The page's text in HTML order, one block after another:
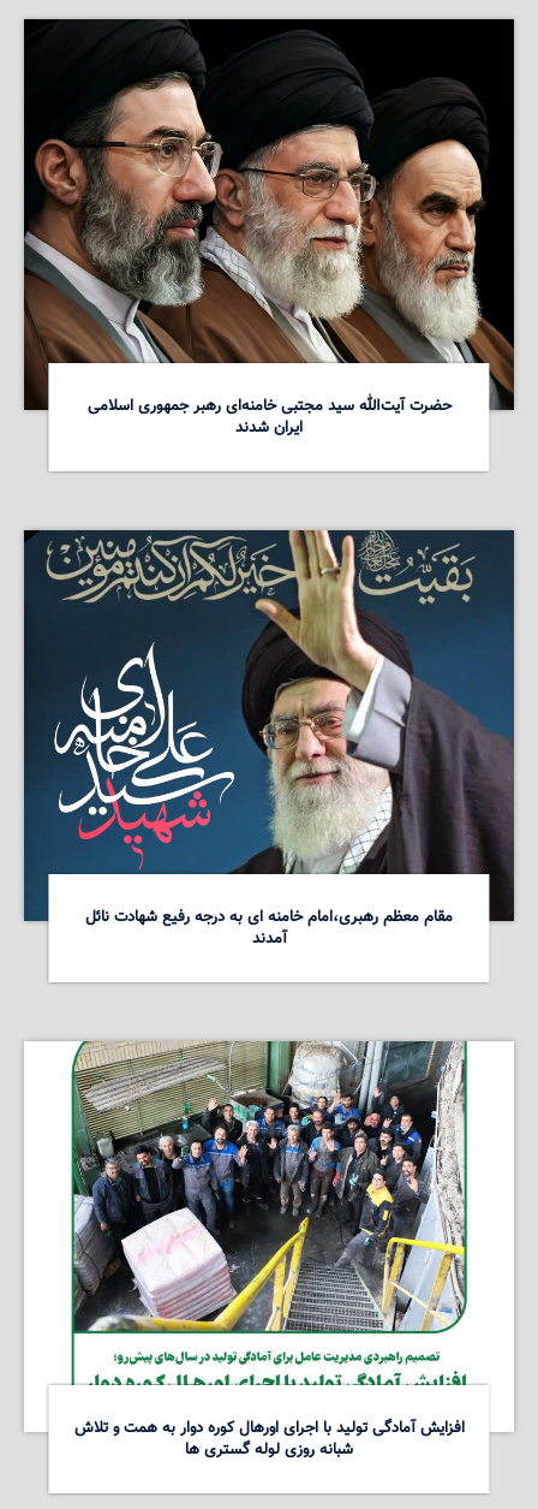
حضرت آیت‌الله سید مجتبی خامنه‌ای رهبر جمهوری اسلامی
ایران شدند
مقام معظم رهبری،امام خامنه ای به درجه رفیع شهادت نائل
آمدند
افزایش آمادگی تولید با اجرای اورهال کوره دوار به همت و تلاش
شبانه روزی لوله گستری ها